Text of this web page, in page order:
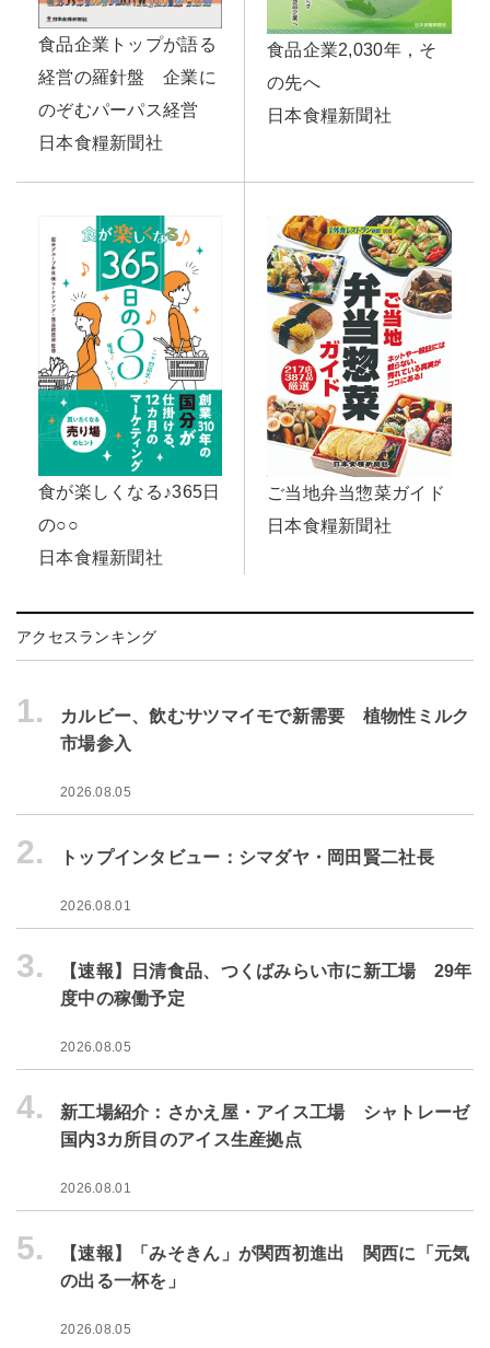
食品企業トップが語る
経営の羅針盤 企業に
のぞむパーパス経営
日本食糧新聞社
食品企業2,030年，そ
の先へ
日本食糧新聞社
食が楽しくなる♪365日
の○○
日本食糧新聞社
ご当地弁当惣菜ガイド
日本食糧新聞社
アクセスランキング
1.
カルビー、飲むサツマイモで新需要 植物性ミルク
市場参入
2026.08.05
2. トップインタビュー：シマダヤ・岡田賢二社長
2026.08.01
3.
【速報】日清食品、つくばみらい市に新工場 29年
度中の稼働予定
2026.08.05
4.
新工場紹介：さかえ屋・アイス工場 シャトレーゼ
国内3カ所目のアイス生産拠点
2026.08.01
5.
【速報】「みそきん」が関西初進出 関西に「元気
の出る一杯を」
2026.08.05